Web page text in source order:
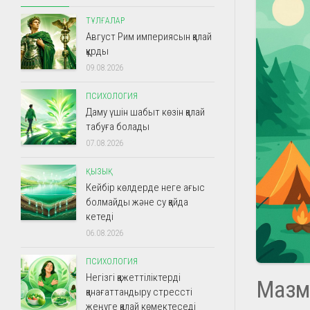
ТҰЛҒАЛАР
Август Рим империясын қалай
құрды
09.08.2026
ПСИХОЛОГИЯ
Даму үшін шабыт көзін қалай
табуға болады
07.08.2026
ҚЫЗЫҚ
Кейбір көлдерде неге ағыс
болмайды және су қайда
кетеді
06.08.2026
ПСИХОЛОГИЯ
Негізгі қажеттіліктерді
қанағаттандыру стрессті
жеңуге қалай көмектеседі